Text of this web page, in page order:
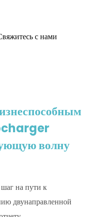
с нами
волну
на пути к
двунаправленной